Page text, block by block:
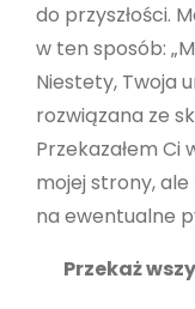
do przyszłości.
w ten sposób:
Niestety, Twoja
rozwiązana ze
Przekazałem
mojej strony, ale
na ewentualne
Przekaż